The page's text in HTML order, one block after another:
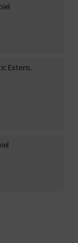
Extens.